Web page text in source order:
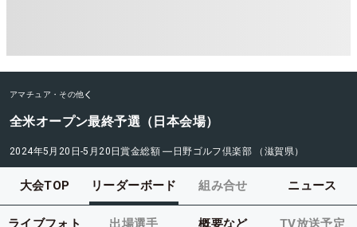
アマチュア・その他
全米オープン最終予選（日本会場）
2024年5月20日-5月20日賞金総額 ― 日野ゴルフ倶楽部 （滋賀県）
大会TOP リーダーボード 組み合せ ニュース
ライブフォト 出場選手 概要など TV放送予定